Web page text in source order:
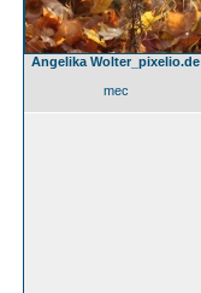
Angelika Wolter_pixelio.de
mec